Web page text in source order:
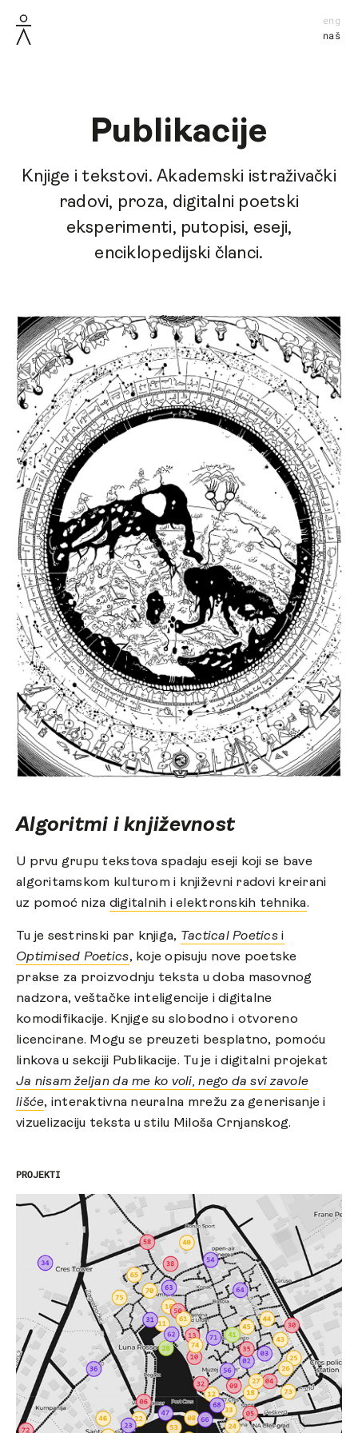
eng
naš
Publikacije
Knjige i tekstovi. Akademski istraživački
radovi, proza, digitalni poetski
eksperimenti, putopisi, eseji,
enciklopedijski članci.
Algoritmi i književnost
U prvu grupu tekstova spadaju eseji koji se bave
algoritamskom kulturom i književni radovi kreirani
uz pomoć niza digitalnih i elektronskih tehnika.
Tu je sestrinski par knjiga, Tactical Poetics i
Optimised Poetics, koje opisuju nove poetske
prakse za proizvodnju teksta u doba masovnog
nadzora, veštačke inteligencije i digitalne
komodifikacije. Knjige su slobodno i otvoreno
licencirane. Mogu se preuzeti besplatno, pomoću
linkova u sekciji Publikacije. Tu je i digitalni projekat
Ja nisam željan da me ko voli, nego da svi zavole
lišće, interaktivna neuralna mrežu za generisanje i
vizuelizaciju teksta u stilu Miloša Crnjanskog.
PROJEKTI